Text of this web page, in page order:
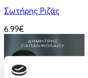
Σωτήρης Ριζάς
6.99€